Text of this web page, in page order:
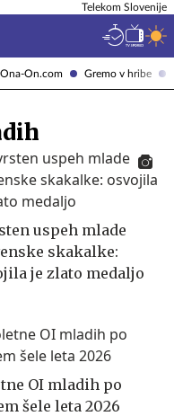
Ona-On.com Gremo v hribe
Telekom Slovenije
uspeh mlade
skakalke:
je zlato medaljo
OI mladih po
šele leta 2026